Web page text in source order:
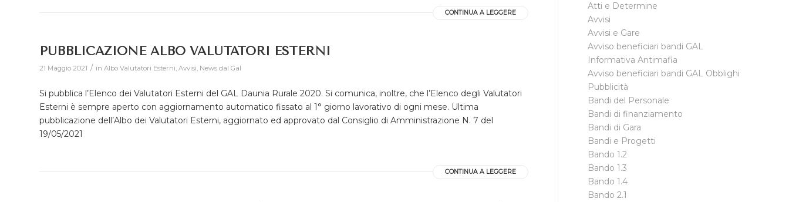
CONTINUA A LEGGERE
PUBBLICAZIONE ALBO VALUTATORI ESTERNI
21 Maggio 2021 / in Albo Valutatori Esterni, Avvisi, News dal Gal
Si pubblica l’Elenco dei Valutatori Esterni del GAL Daunia Rurale 2020. Si comunica, inoltre, che l’Elenco degli Valutatori
Esterni è sempre aperto con aggiornamento automatico fissato al 1° giorno lavorativo di ogni mese. Ultima
pubblicazione dell’Albo dei Valutatori Esterni, aggiornato ed approvato dal Consiglio di Amministrazione N. 7 del
19/05/2021
CONTINUA A LEGGERE
Atti e Determine
Avvisi
Avvisi e Gare
Avviso beneficiari bandi GAL
Informativa Antimafia
Avviso beneficiari bandi GAL Obblighi
Pubblicità
Bandi del Personale
Bandi di finanziamento
Bandi di Gara
Bandi e Progetti
Bando 1.2
Bando 1.3
Bando 1.4
Bando 2.1